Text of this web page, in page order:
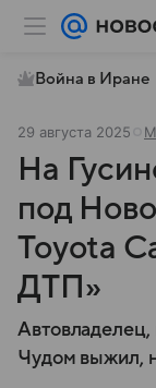
Война в Иране
29 августа 2025
На
под
Toyota
ДТП»
Автовладелец,
Чудом выжил,